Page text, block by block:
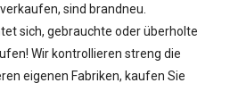
sind brandneu.
sich, gebrauchte oder überholte
Wir kontrollieren streng die
eigenen Fabriken, kaufen Sie